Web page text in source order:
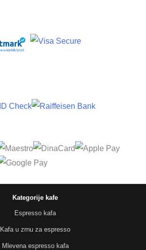
Kategorije kafe
Espresso kafa
Kafa u zrnu za espresso
Mlevena espresso kafa